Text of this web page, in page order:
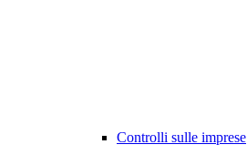
Controlli sulle imprese